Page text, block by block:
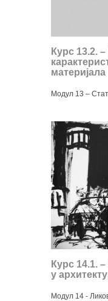
Курс 13.2.
материјала
Модул 13 –
Курс 14.1.
у
Модул 14 -